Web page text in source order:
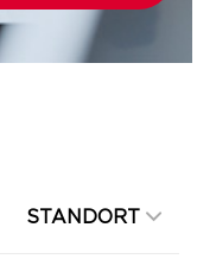
STANDORT